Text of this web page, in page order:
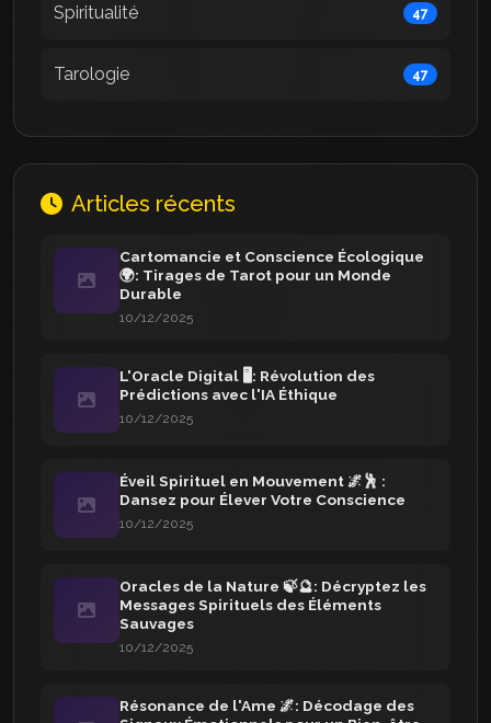
Spiritualité 47
Tarologie 47
Articles récents
Cartomancie et Conscience Écologique
🌍: Tirages de Tarot pour un Monde
Durable
10/12/2025
L'Oracle Digital 🖥️: Révolution des
Prédictions avec l'IA Éthique
10/12/2025
Éveil Spirituel en Mouvement 🌌🕺 :
Dansez pour Élever Votre Conscience
10/12/2025
Oracles de la Nature 🍃🔮: Décryptez les
Messages Spirituels des Éléments
Sauvages
10/12/2025
Résonance de l'Ame 🌌: Décodage des